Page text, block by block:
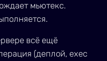
мьютекс.
всё ещё
(деплой, exec